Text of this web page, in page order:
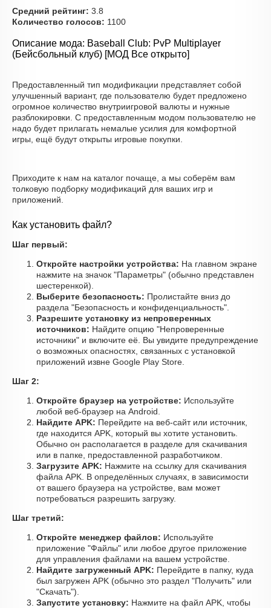
Средний рейтинг: 3.8
Количество голосов: 1100
Описание мода: Baseball Club: PvP Multiplayer
(Бейсбольный клуб) [МОД Все открыто]
Предоставленный тип модификации представляет собой
улучшенный вариант, где пользователю будет предложено
огромное количество внутриигровой валюты и нужные
разблокировки. С предоставленным модом пользователю не
надо будет прилагать немалые усилия для комфортной
игры, ещё будут открыты игровые покупки.
Приходите к нам на каталог почаще, а мы соберём вам
толковую подборку модификаций для ваших игр и
приложений.
Как установить файл?
Шаг первый:
Откройте настройки устройства: На главном экране
нажмите на значок "Параметры" (обычно представлен
шестеренкой).
Выберите безопасность: Пролистайте вниз до
раздела "Безопасность и конфиденциальность".
Разрешите установку из непроверенных
источников: Найдите опцию "Непроверенные
источники" и включите её. Вы увидите предупреждение
о возможных опасностях, связанных с установкой
приложений извне Google Play Store.
Шаг 2:
Откройте браузер на устройстве: Используйте
любой веб-браузер на Android.
Найдите APK: Перейдите на веб-сайт или источник,
где находится APK, который вы хотите установить.
Обычно он располагается в разделе для скачивания
или в папке, предоставленной разработчиком.
Загрузите APK: Нажмите на ссылку для скачивания
файла APK. В определённых случаях, в зависимости
от вашего браузера на устройстве, вам может
потребоваться разрешить загрузку.
Шаг третий:
Откройте менеджер файлов: Используйте
приложение "Файлы" или любое другое приложение
для управления файлами на вашем устройстве.
Найдите загруженный APK: Перейдите в папку, куда
был загружен APK (обычно это раздел "Получить" или
"Скачать").
Запустите установку: Нажмите на файл APK, чтобы